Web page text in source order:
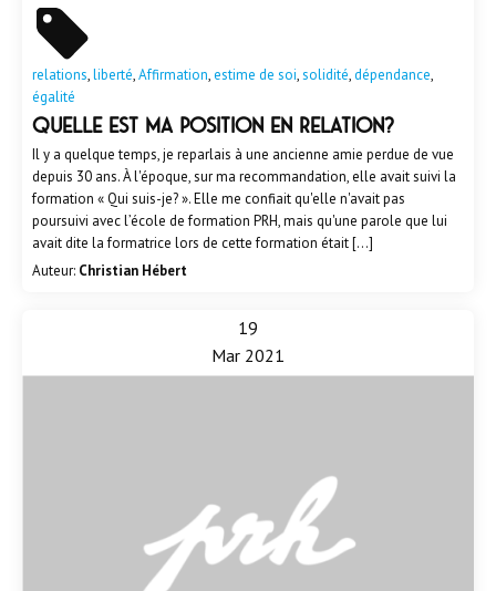
relations,liberté,Affirmation,estime de soi,solidité,dépendance,
égalité
Quelle est ma position en relation?
Il y a quelque temps, je reparlais à une ancienne amie perdue de vue
depuis 30 ans. À l'époque, sur ma recommandation, elle avait suivi la
formation « Qui suis-je? ». Elle me confiait qu'elle n'avait pas
poursuivi avec l’école de formation PRH, mais qu'une parole que lui
avait dite la formatrice lors de cette formation était […]
Auteur: Christian Hébert
19
Mar 2021